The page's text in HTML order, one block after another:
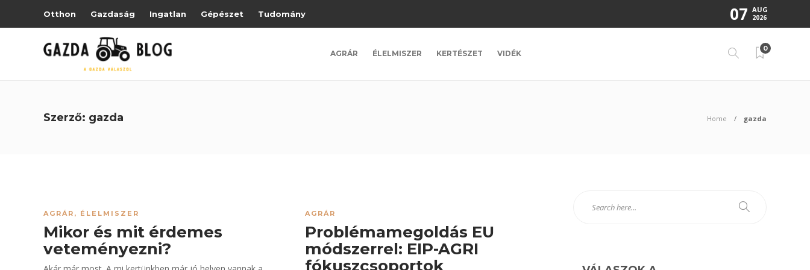
Otthon Gazdaság Ingatlan Gépészet Tudomány 07 AUG
2026
AGRÁR ÉLELMISZER KERTÉSZET VIDÉK
0
Szerző: gazda Home gazda
AGRÁR , ÉLELMISZER
Mikor és mit érdemes
veteményezni?
AGRÁR
Problémamegoldás EU
módszerrel: EIP-AGRI
fókuszcsoportok